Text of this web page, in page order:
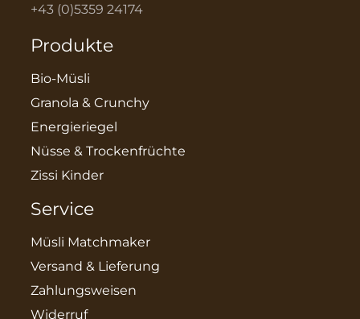
+43 (0)5359 24174
Produkte
Bio-Müsli
Granola & Crunchy
Energieriegel
Nüsse & Trockenfrüchte
Zissi Kinder
Service
Müsli Matchmaker
Versand & Lieferung
Zahlungsweisen
Widerruf